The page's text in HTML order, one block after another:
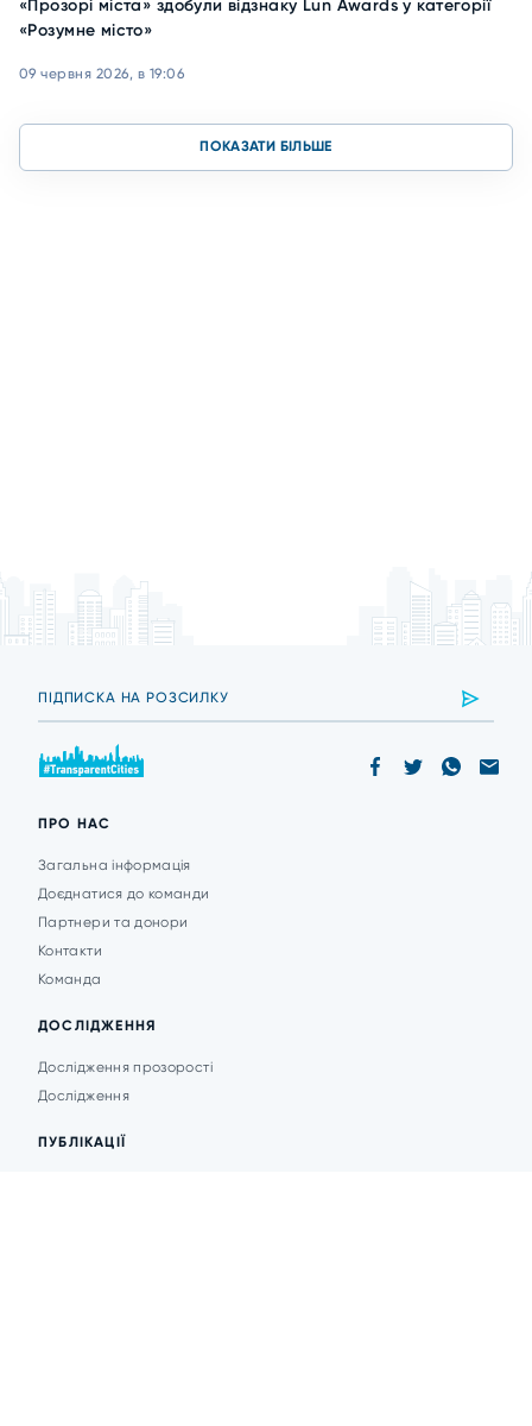
«Прозорі міста» здобули відзнаку Lun Awards у категорії
«Розумне місто»
09 червня 2026, в 19:06
ПОКАЗАТИ БІЛЬШЕ
ПРО НАС
Загальна інформація
Доєднатися до команди
Партнери та донори
Контакти
Команда
ДОСЛІДЖЕННЯ
Дослідження прозорості
Дослідження
ПУБЛІКАЦІЇ